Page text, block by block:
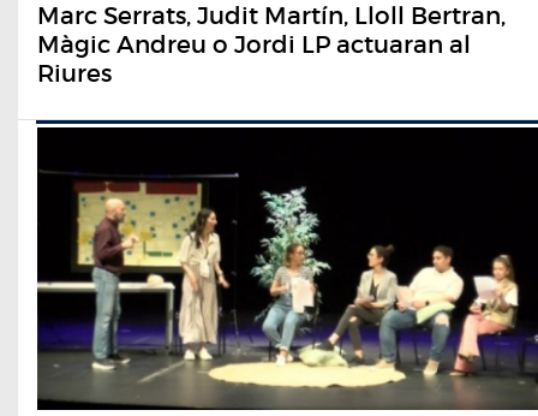
Marc Serrats, Judit Martín, Lloll Bertran,
Màgic Andreu o Jordi LP actuaran al
Riures